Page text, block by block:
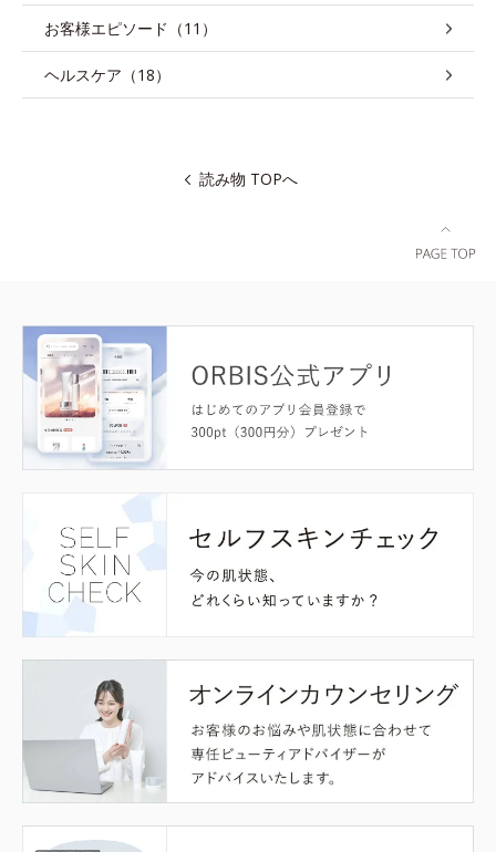
お客様エピソード（11）
ヘルスケア（18）
読み物 TOPへ